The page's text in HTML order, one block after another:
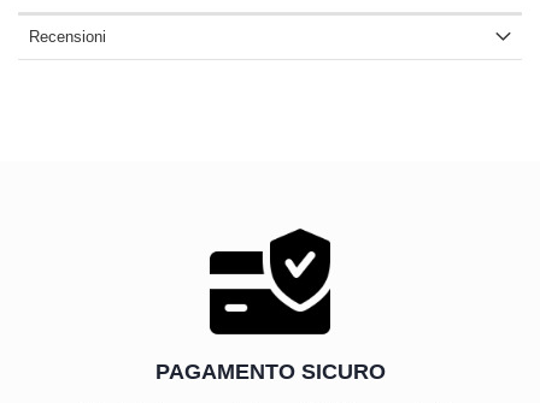
Recensioni
PAGAMENTO SICURO